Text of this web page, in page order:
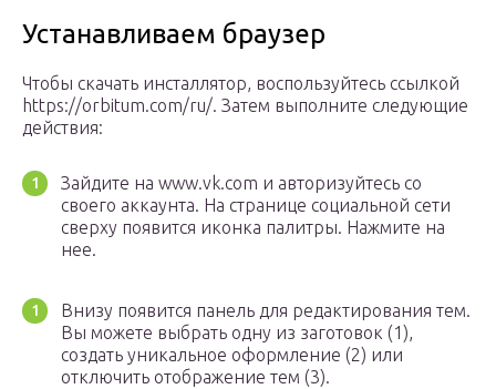
Устанавливаем браузер
Чтобы скачать инсталлятор, воспользуйтесь ссылкой
https://orbitum.com/ru/. Затем выполните следующие
действия:
Зайдите на www.vk.com и авторизуйтесь со
своего аккаунта. На странице социальной сети
сверху появится иконка палитры. Нажмите на
нее.
Внизу появится панель для редактирования тем.
Вы можете выбрать одну из заготовок (1),
создать уникальное оформление (2) или
отключить отображение тем (3).